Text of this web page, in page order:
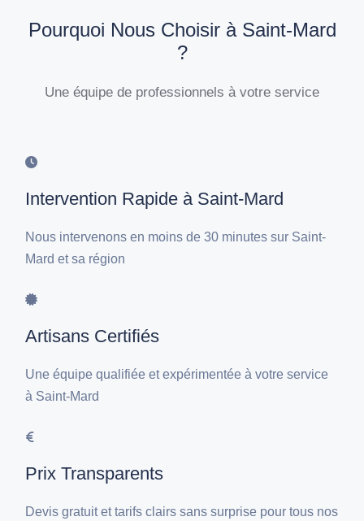
Pourquoi Nous Choisir à Saint-Mard
?
Une équipe de professionnels à votre service
Intervention Rapide à Saint-Mard
Nous intervenons en moins de 30 minutes sur Saint-
Mard et sa région
Artisans Certifiés
Une équipe qualifiée et expérimentée à votre service
à Saint-Mard
Prix Transparents
Devis gratuit et tarifs clairs sans surprise pour tous nos